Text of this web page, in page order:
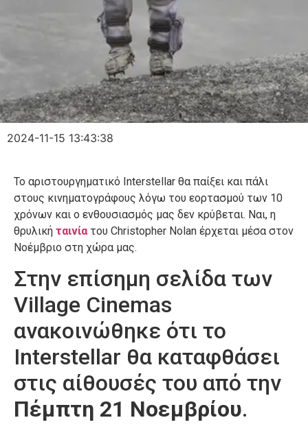
2024-11-15 13:43:38
Το αριστουργηματικό Interstellar θα παίξει και πάλι
στους κινηματογράφους λόγω του εορτασμού των 10
χρόνων και ο ενθουσιασμός μας δεν κρύβεται. Ναι, η
θρυλική ταινία του Christopher Nolan έρχεται μέσα στον
Νοέμβριο στη χώρα μας.
Στην επίσημη σελίδα των
Village Cinemas
ανακοινώθηκε ότι το
Interstellar θα καταφθάσει
στις αίθουσές του από την
Πέμπτη 21 Νοεμβρίου.